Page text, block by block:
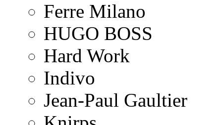
Ferre Milano
HUGO BOSS
Hard Work
Indivo
Jean-Paul Gaultier